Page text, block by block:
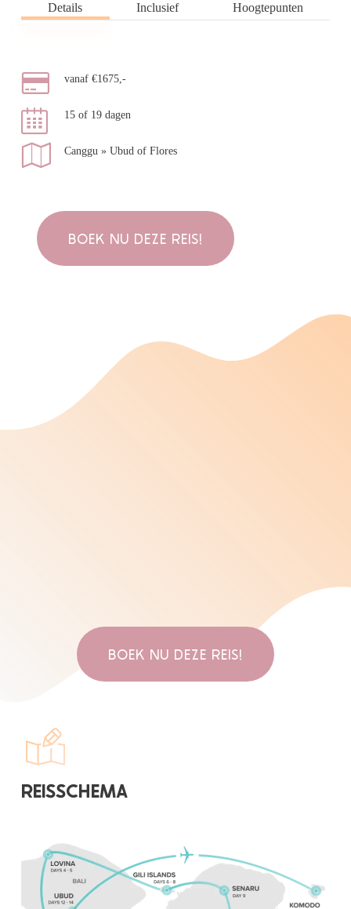
Details Inclusief Hoogtepunten
vanaf €1675,-
15 of 19 dagen
Canggu » Ubud of Flores
BOEK NU DEZE REIS!
BOEK NU DEZE REIS!
REISSCHEMA